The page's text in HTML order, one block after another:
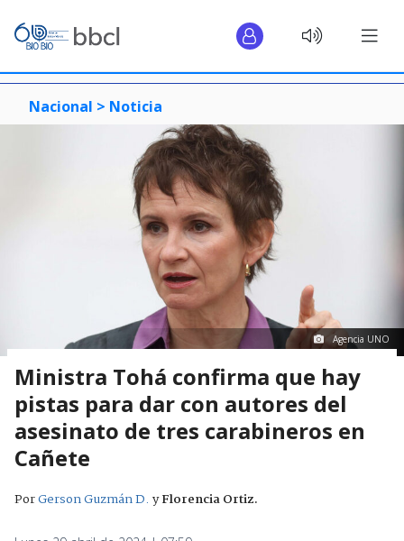
Nacional > Noticia
Agencia UNO
Ministra Tohá confirma que hay
pistas para dar con autores del
asesinato de tres carabineros en
Cañete
PorGerson Guzmán D. yFlorencia Ortiz.